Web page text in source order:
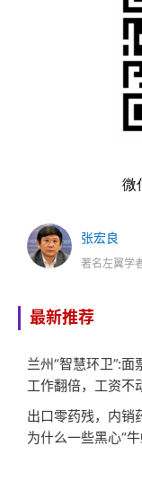
微
张宏良
著名左翼学
最新推荐
兰州“智慧环卫”:面
工作翻倍，工资不
出口零药残，内销
为什么一些黑心“